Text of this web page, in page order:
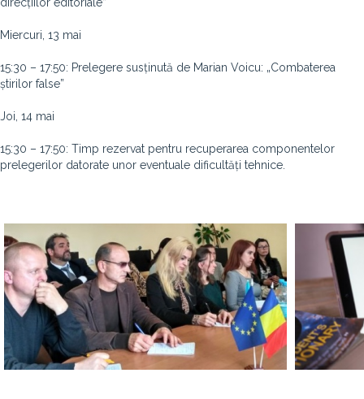
Miercuri, 13 mai
15:30 – 17:50: Prelegere susținută de Marian Voicu: „Combaterea
știrilor false”
Joi, 14 mai
15:30 – 17:50: Timp rezervat pentru recuperarea componentelor
prelegerilor datorate unor eventuale dificultăți tehnice.